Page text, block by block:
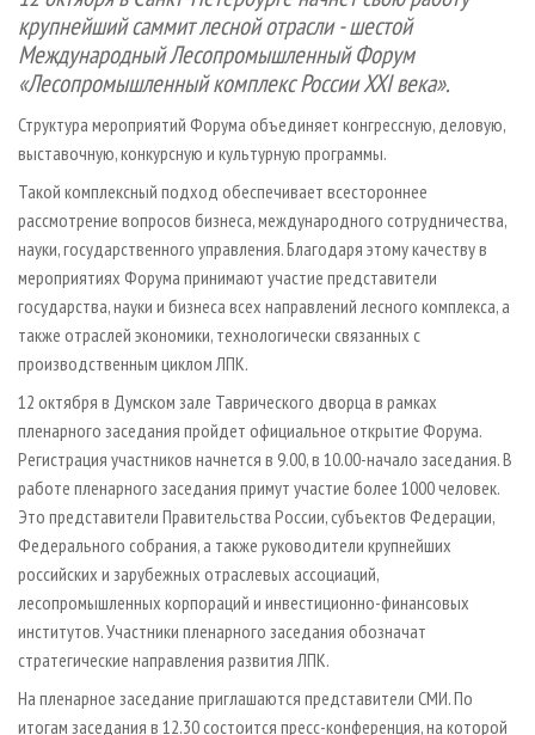
СУШКА ДРЕВЕСИНЫ
ПРОИЗВОДСТВО ДРЕВЕСНЫХ ПЛИТ
ДЕРЕВЯННОЕ ДОМОСТРОЕНИЕ
ПРОИЗВОДСТВО МЕБЕЛИ
ЦБП
ИНСТРУМЕНТ И МАТЕРИАЛЫ
ПЕРСОНЫ
МОБИЛЬНЫЕ ВЫСТАВКИ
ОФИЦИАЛЬНЫЕ ДЕЛЕГАЦИИ
ПРИОРИТЕТНЫЕ ИНВЕСТПРОЕКТЫ
ГАЗЕТА ЛЕСПРОМФОРУМ
БИБЛИОТЕКА СПЕЦИАЛИСТА
КОНТАКТЫ
РЕКЛАМА
РЕКЛАМА НА САЙТЕ
крупнейший саммит лесной отрасли - шестой
Международный Лесопромышленный Форум
«Лесопромышленный комплекс РоссииXXIвека».
Структура мероприятий Форума объединяет конгрессную, деловую,
выставочную, конкурсную и культурную программы.
Такой комплексный подход обеспечивает всестороннее
рассмотрение вопросов бизнеса, международного сотрудничества,
науки, государственного управления. Благодаря этому качеству в
мероприятиях Форума принимают участие представители
государства, науки и бизнеса всех направлений лесного комплекса, а
также отраслей экономики, технологически связанных с
производственным циклом ЛПК.
12 октября в Думском зале Таврического дворца в рамках
пленарного заседания пройдет официальное открытие Форума.
Регистрация участников начнется в 9.00, в 10.00-начало заседания. В
работе пленарного заседания примут участие более 1000 человек.
Это представители Правительства России, субъектов Федерации,
Федерального собрания, а также руководители крупнейших
российских и зарубежных отраслевых ассоциаций,
лесопромышленных корпораций и инвестиционно-финансовых
институтов. Участники пленарного заседания обозначат
стратегические направления развития ЛПК.
На пленарное заседание приглашаются представители СМИ. По
итогам заседания в 12.30 состоится пресс-конференция, на которой